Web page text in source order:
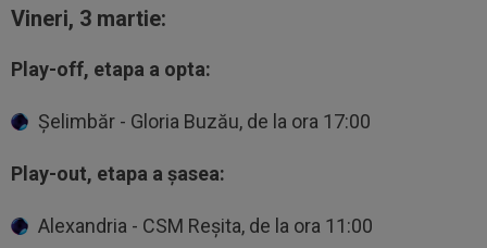
Vineri, 3 martie:
Play-off, etapa a opta:
Șelimbăr - Gloria Buzău, de la ora 17:00
Play-out, etapa a șasea:
Alexandria - CSM Reșita, de la ora 11:00